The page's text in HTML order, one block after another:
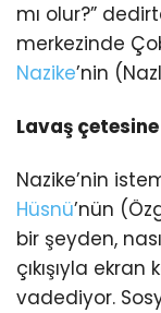
mı olur?”
merkezinde
Nazike’nin
Lavaş
Nazike’nin
Hüsnü’nün
bir şeyden,
çıkışıyla
vadediyor.